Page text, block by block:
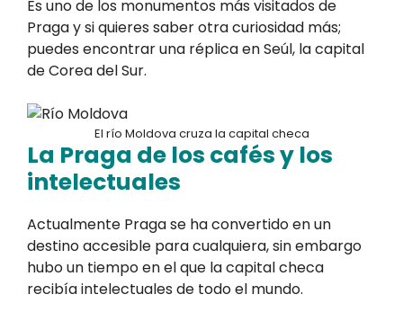
Es uno de los monumentos más visitados de
Praga y si quieres saber otra curiosidad más;
puedes encontrar una réplica en Seúl, la capital
de Corea del Sur.
El río Moldova cruza la capital checa
La Praga de los cafés y los
intelectuales
Actualmente Praga se ha convertido en un
destino accesible para cualquiera, sin embargo
hubo un tiempo en el que la capital checa
recibía intelectuales de todo el mundo.